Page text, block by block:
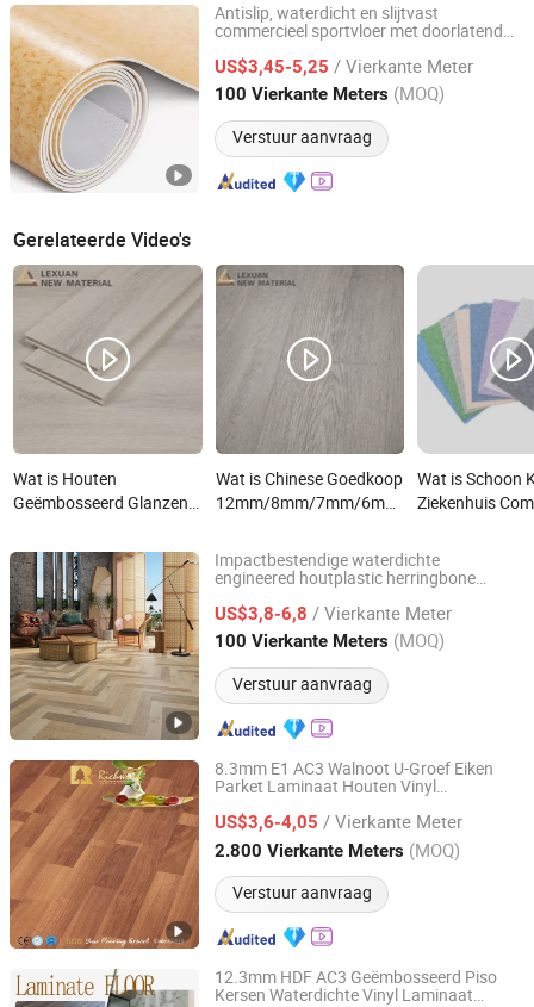
Antislip, waterdicht en slijtvast
commercieel sportvloer met doorlatend
US$3,45-5,25 / Vierkante Meter
100 Vierkante Meters (MOQ)
Verstuur aanvraag
Sunjoy Material Technology Co., Ltd.
Jiangsu, China Sinds 2023
Gerelateerde Video's
Wat is Houten
Geëmbosseerd Glanzend
Waterdicht Koolstof
Kristal Plaat Zwarte
Ondergrond Eir
Gelamineerde Engineered
Tegelvloer Hoge Glans
Laminaatvloer
Wat is Chinese Goedkoop
12mm/8mm/7mm/6mm/3mm
Zelfklevend/Droog
Achterlijm Vinyl Parket
Lvt/Spc/PVC/Laminaat
Vloer
Wat is Schoon
Ziekenhuis
Vloer Rol
Impactbestendige waterdichte
engineered houtplastic herringbone
plankvloeren voor woonkamer eetkamer
kantoren
US$3,8-6,8 / Vierkante Meter
100 Vierkante Meters (MOQ)
Verstuur aanvraag
Changzhou Richwood Decorative Material Co., Ltd.
Jiangsu, China Sinds 2016
8.3mm E1 AC3 Walnoot U-Groef Eiken
Parket Laminaat Houten Vinyl
US$3,6-4,05 / Vierkante Meter
2.800 Vierkante Meters (MOQ)
Verstuur aanvraag
Changzhou Richwood Decorative Material Co., Ltd.
Jiangsu, China Sinds 2016
12.3mm HDF AC3 Geëmbosseerd Piso
Kersen Waterdichte Vinyl Laminaat